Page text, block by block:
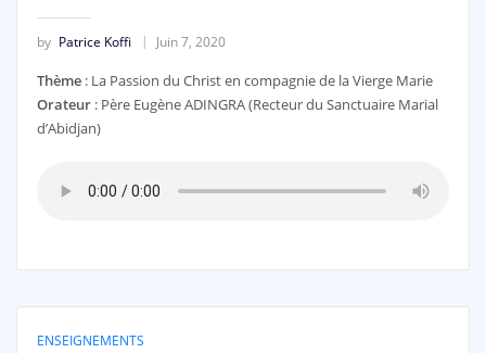
by Patrice Koffi Juin 7, 2020
Thème: La Passion du Christ en compagnie de la Vierge Marie
Orateur: Père Eugène ADINGRA (Recteur du Sanctuaire Marial
d’Abidjan)
ENSEIGNEMENTS